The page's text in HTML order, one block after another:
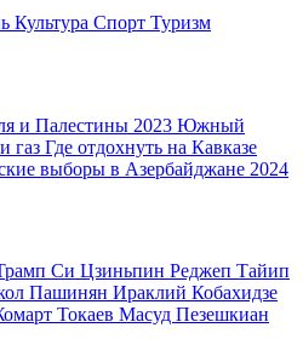
Культура Спорт Туризм
и Палестины 2023 Южный
газ Где отдохнуть на Кавказе
выборы в Азербайджане 2024
Си Цзиньпин Реджеп Тайип
Пашинян Ираклий Кобахидзе
Токаев Масуд Пезешкиан